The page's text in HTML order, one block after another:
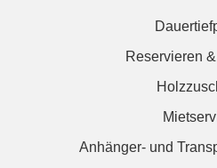
Reservieren
Anhänger- und